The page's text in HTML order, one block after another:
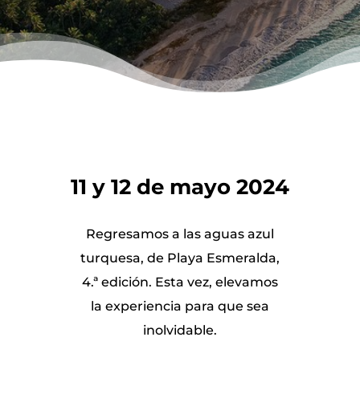
11 y 12 de mayo 2024
Regresamos a las aguas azul
turquesa, de Playa Esmeralda,
4.ª edición. Esta vez, elevamos
la experiencia para que sea
inolvidable.